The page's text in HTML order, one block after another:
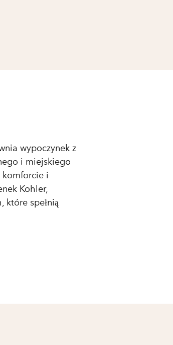
wypoczynek z
i miejskiego
komforcie i
Kohler,
które spełnią